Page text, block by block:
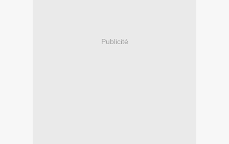
Publicité